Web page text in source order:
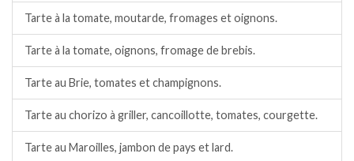
Tarte à la tomate, moutarde, fromages et oignons.
Tarte à la tomate, oignons, fromage de brebis.
Tarte au Brie, tomates et champignons.
Tarte au chorizo à griller, cancoillotte, tomates, courgette.
Tarte au Maroilles, jambon de pays et lard.